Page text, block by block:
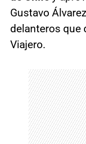
Gustavo
delanteros que
Viajero.